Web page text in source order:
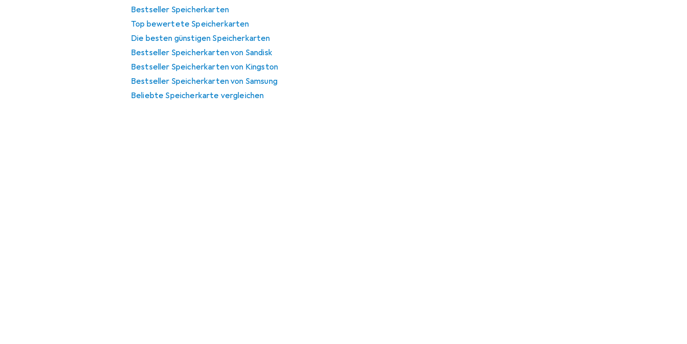
Bestseller Speicherkarten
Top bewertete Speicherkarten
Die besten günstigen Speicherkarten
Bestseller Speicherkarten von Sandisk
Bestseller Speicherkarten von Kingston
Bestseller Speicherkarten von Samsung
Beliebte Speicherkarte vergleichen